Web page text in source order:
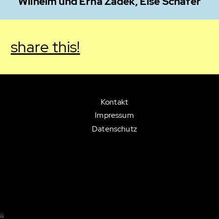
share this!
Kontakt
Impressum
Datenschutz